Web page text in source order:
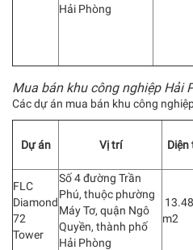
Hải Phòng
Mua bán khu công nghiệp Hải
Các dự án mua bán khu công
Dự án Vị trí Diện
FLC
Diamond
72
Tower
Số 4 đường Trần
Phú, thuộc phường
Máy Tơ, quận Ngô
Quyền, thành phố
Hải Phòng
m2